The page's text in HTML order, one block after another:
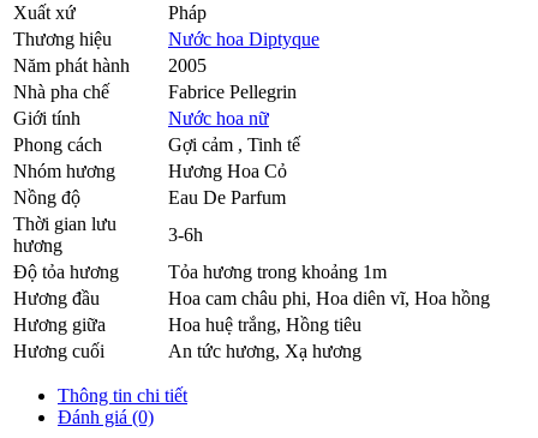
Xuất xứ
Pháp
Thương hiệu
Nước hoa Diptyque
Năm phát hành
2005
Nhà pha chế
Fabrice Pellegrin
Giới tính
Nước hoa nữ
Phong cách
Gợi cảm , Tinh tế
Nhóm hương
Hương Hoa Cỏ
Nồng độ
Eau De Parfum
Thời gian lưu
hương
3-6h
Độ tỏa hương
Tỏa hương trong khoảng 1m
Hương đầu
Hoa cam châu phi, Hoa diên vĩ, Hoa hồng
Hương giữa
Hoa huệ trắng, Hồng tiêu
Hương cuối
An tức hương, Xạ hương
Thông tin chi tiết
Đánh giá (0)